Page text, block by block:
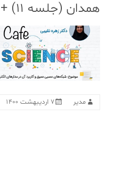
همدان (جلسه ۱۱) +لینک دانلود
مدیر ۷ اردیبهشت ۱۴۰۰